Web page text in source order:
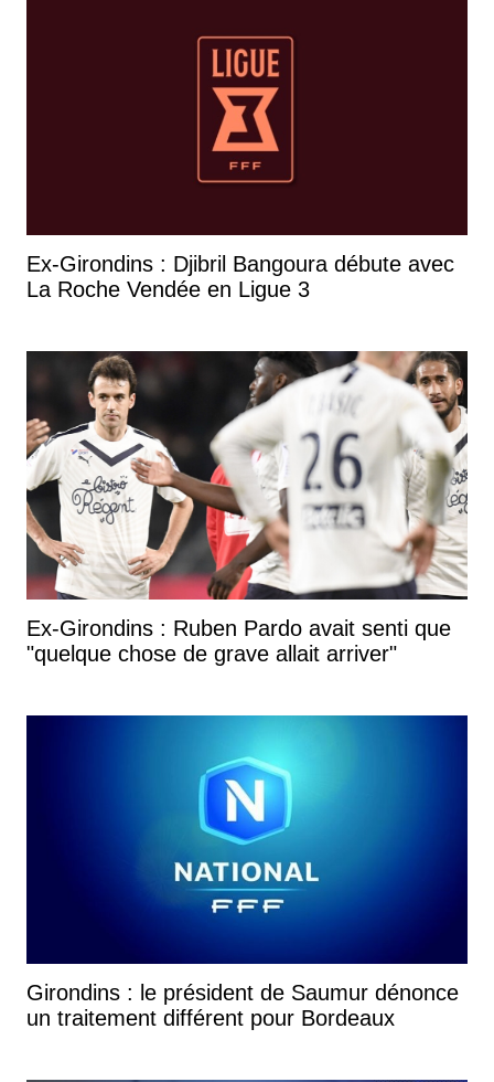
Ex-Girondins : Djibril Bangoura débute avec
La Roche Vendée en Ligue 3
Ex-Girondins : Ruben Pardo avait senti que
"quelque chose de grave allait arriver"
Girondins : le président de Saumur dénonce
un traitement différent pour Bordeaux